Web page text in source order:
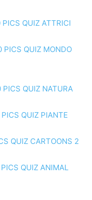
QUIZ ATTRICI
PICS QUIZ MONDO
PICS QUIZ NATURA
QUIZ PIANTE
QUIZ CARTOONS 2
QUIZ ANIMAL